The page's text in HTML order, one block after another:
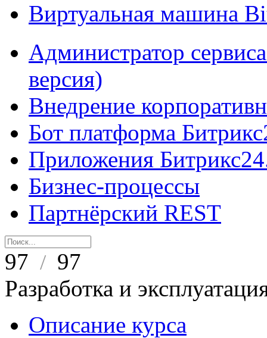
Виртуальная машина
Администратор
версия)
Внедрение
Бот платформа
Приложения
Бизнес-процессы
Партнёрский REST
97 / 97
Разработка и
Описание курса